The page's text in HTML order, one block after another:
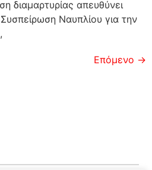
διαμαρτυρίας απευθύνει
Ναυπλίου για την
Επόμενο →